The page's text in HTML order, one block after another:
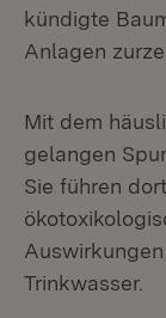
kündigte
Anlagen
Mit dem
gelangen
Sie führen
Trinkwasser.